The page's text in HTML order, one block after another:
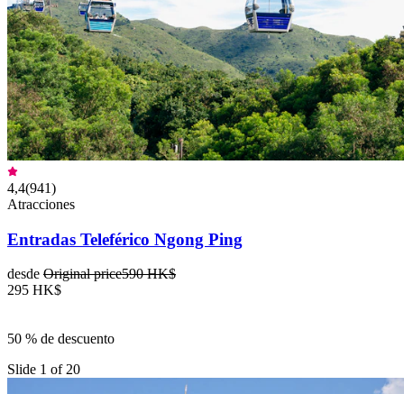
4,4(941)
Atracciones
Entradas Teleférico Ngong Ping
desde Original price590 HK$
295 HK$
50 % de descuento
Slide 1 of 20